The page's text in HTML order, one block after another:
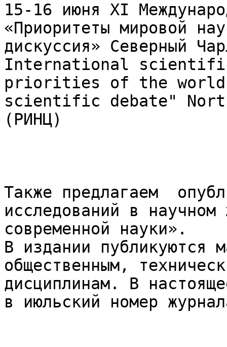
15-16 июня XI
«Приоритеты мировой
дискуссия» Северный
International
priorities of the world
scientific debate"
(РИНЦ)
Также предлагаем
исследований в научном
современной науки».
В издании публикуются
общественным,
дисциплинам. В
в июльский номер